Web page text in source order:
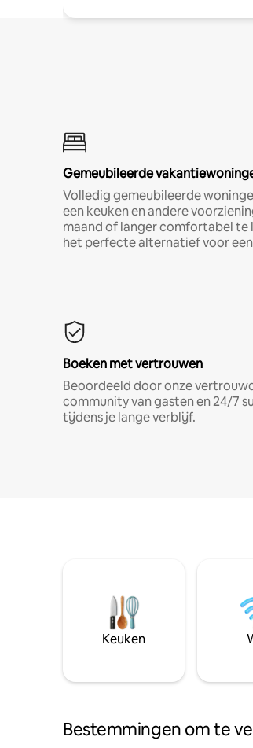
Gemeubileerde
Volledig gemeubileerde
een keuken en andere
maand of langer comfortabel te
het perfecte alternatief voor
Boeken met vertrouwen
Beoordeeld door onze
community van gasten en 24/7
tijdens je lange verblijf.
Keuken
Bestemmingen om te